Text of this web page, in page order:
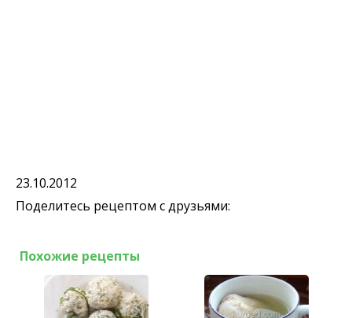
23.10.2012
Поделитесь рецептом с друзьями:
Похожие рецепты